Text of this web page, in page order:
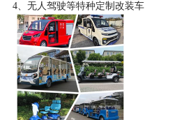
4、无人驾驶等特种定制改装车